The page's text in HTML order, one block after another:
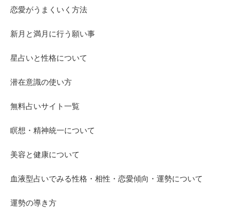
恋愛がうまくいく方法
新月と満月に行う願い事
星占いと性格について
潜在意識の使い方
無料占いサイト一覧
瞑想・精神統一について
美容と健康について
血液型占いでみる性格・相性・恋愛傾向・運勢について
運勢の導き方